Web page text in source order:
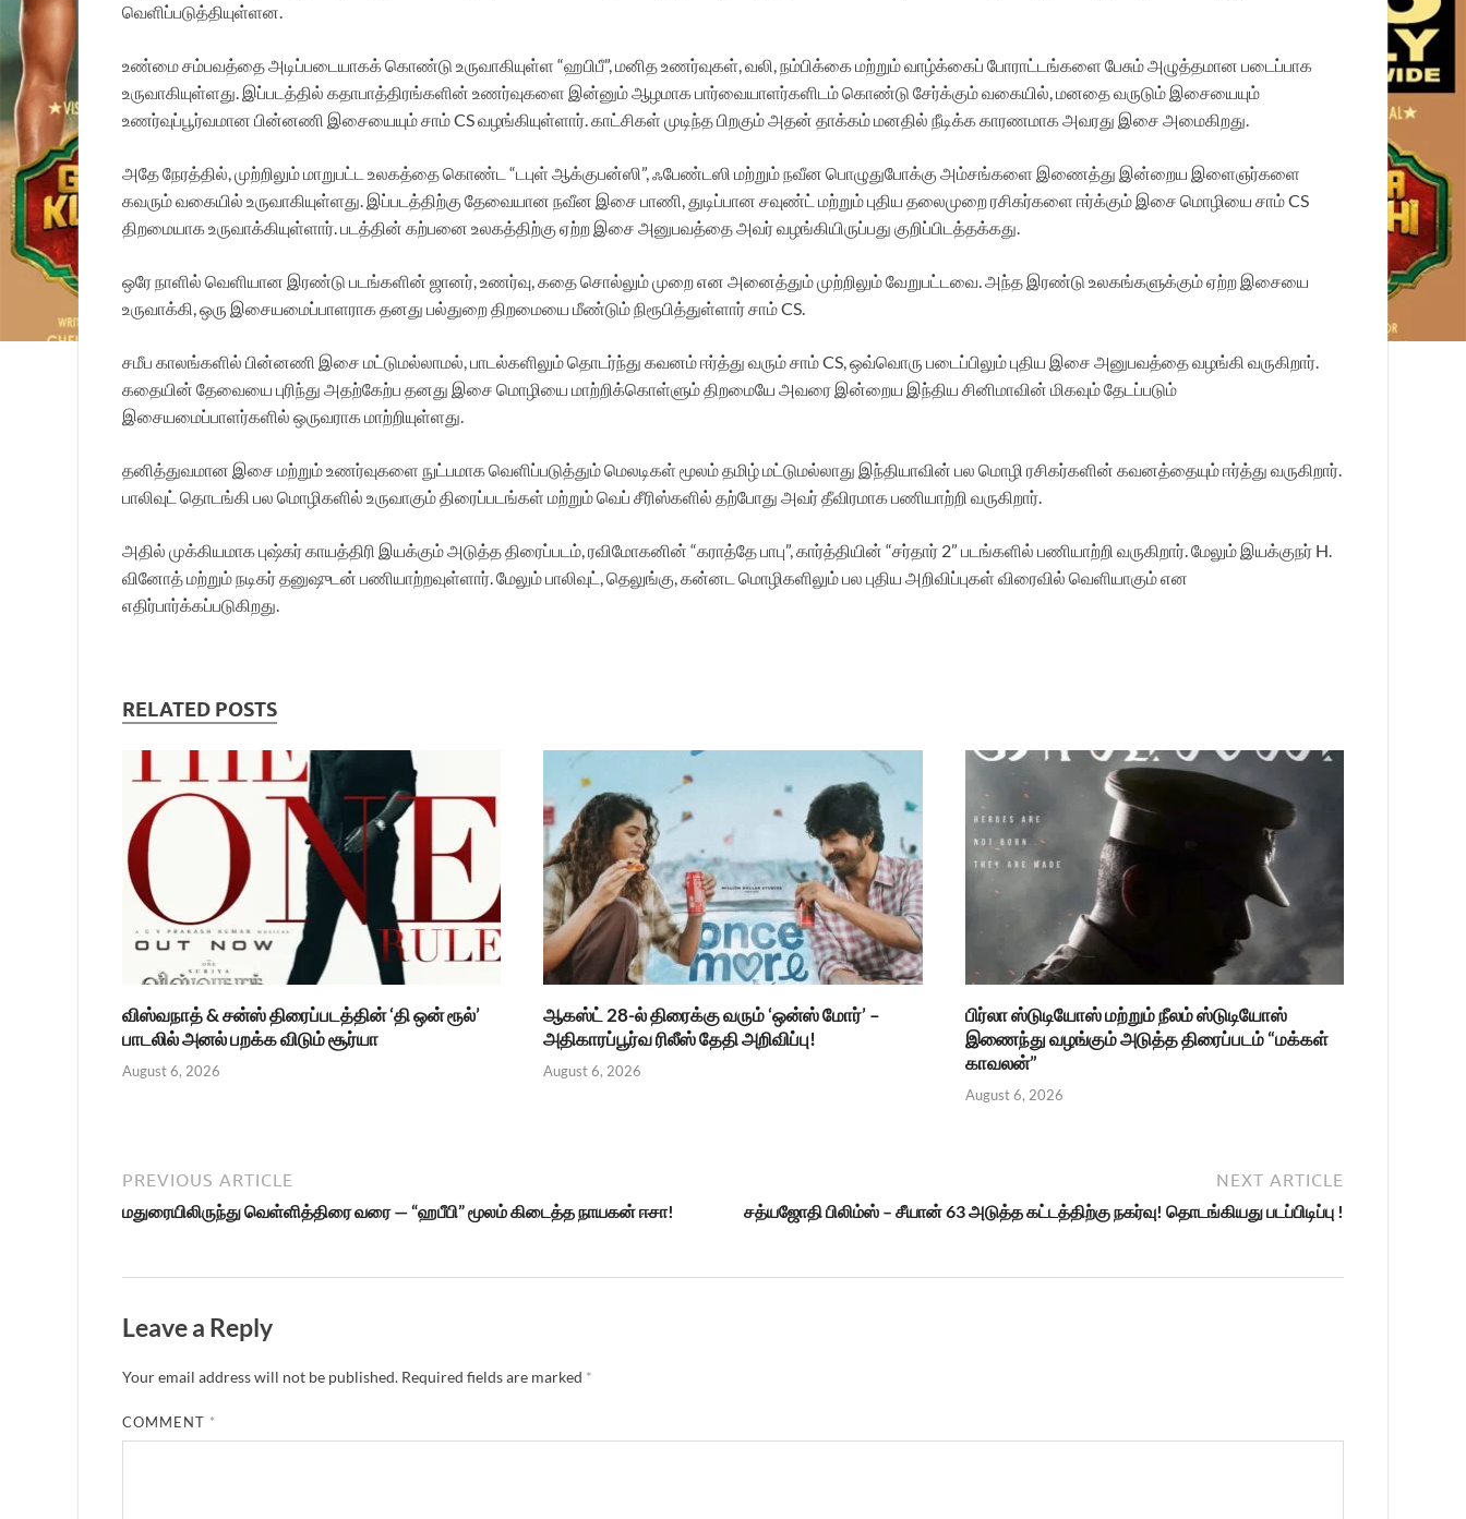
வெளிப்படுத்தியுள்ளன.
உண்மை சம்பவத்தை அடிப்படையாகக் கொண்டு உருவாகியுள்ள “ஹபிபீ”, மனித உணர்வுகள், வலி, நம்பிக்கை மற்றும் வாழ்க்கைப் போராட்டங்களை பேசும் அழுத்தமான படைப்பாக
உருவாகியுள்ளது. இப்படத்தில் கதாபாத்திரங்களின் உணர்வுகளை இன்னும் ஆழமாக பார்வையாளர்களிடம் கொண்டு சேர்க்கும் வகையில், மனதை வருடும் இசையையும்
உணர்வுப்பூர்வமான பின்னணி இசையையும் சாம் CS வழங்கியுள்ளார். காட்சிகள் முடிந்த பிறகும் அதன் தாக்கம் மனதில் நீடிக்க காரணமாக அவரது இசை அமைகிறது.
அதே நேரத்தில், முற்றிலும் மாறுபட்ட உலகத்தை கொண்ட “டபுள் ஆக்குபன்ஸி”, ஃபேண்டஸி மற்றும் நவீன பொழுதுபோக்கு அம்சங்களை இணைத்து இன்றைய இளைஞர்களை
கவரும் வகையில் உருவாகியுள்ளது. இப்படத்திற்கு தேவையான நவீன இசை பாணி, துடிப்பான சவுண்ட் மற்றும் புதிய தலைமுறை ரசிகர்களை ஈர்க்கும் இசை மொழியை சாம் CS
திறமையாக உருவாக்கியுள்ளார். படத்தின் கற்பனை உலகத்திற்கு ஏற்ற இசை அனுபவத்தை அவர் வழங்கியிருப்பது குறிப்பிடத்தக்கது.
ஒரே நாளில் வெளியான இரண்டு படங்களின் ஜானர், உணர்வு, கதை சொல்லும் முறை என அனைத்தும் முற்றிலும் வேறுபட்டவை. அந்த இரண்டு உலகங்களுக்கும் ஏற்ற இசையை
உருவாக்கி, ஒரு இசையமைப்பாளராக தனது பல்துறை திறமையை மீண்டும் நிரூபித்துள்ளார் சாம் CS.
சமீப காலங்களில் பின்னணி இசை மட்டுமல்லாமல், பாடல்களிலும் தொடர்ந்து கவனம் ஈர்த்து வரும் சாம் CS, ஒவ்வொரு படைப்பிலும் புதிய இசை அனுபவத்தை வழங்கி வருகிறார்.
கதையின் தேவையை புரிந்து அதற்கேற்ப தனது இசை மொழியை மாற்றிக்கொள்ளும் திறமையே அவரை இன்றைய இந்திய சினிமாவின் மிகவும் தேடப்படும்
இசையமைப்பாளர்களில் ஒருவராக மாற்றியுள்ளது.
தனித்துவமான இசை மற்றும் உணர்வுகளை நுட்பமாக வெளிப்படுத்தும் மெலடிகள் மூலம் தமிழ் மட்டுமல்லாது இந்தியாவின் பல மொழி ரசிகர்களின் கவனத்தையும் ஈர்த்து வருகிறார்.
பாலிவுட் தொடங்கி பல மொழிகளில் உருவாகும் திரைப்படங்கள் மற்றும் வெப் சீரிஸ்களில் தற்போது அவர் தீவிரமாக பணியாற்றி வருகிறார்.
அதில் முக்கியமாக புஷ்கர் காயத்திரி இயக்கும் அடுத்த திரைப்படம், ரவிமோகனின் “கராத்தே பாபு”, கார்த்தியின் “சர்தார் 2” படங்களில் பணியாற்றி வருகிறார். மேலும் இயக்குநர் H.
வினோத் மற்றும் நடிகர் தனுஷுடன் பணியாற்றவுள்ளார். மேலும் பாலிவுட், தெலுங்கு, கன்னட மொழிகளிலும் பல புதிய அறிவிப்புகள் விரைவில் வெளியாகும் என
எதிர்பார்க்கப்படுகிறது.
RELATED POSTS
விஸ்வநாத் & சன்ஸ் திரைப்படத்தின் ‘தி ஒன் ரூல்’
பாடலில் அனல் பறக்க விடும் சூர்யா
August 6, 2026
ஆகஸ்ட் 28-ல் திரைக்கு வரும் ‘ஒன்ஸ் மோர்’ –
அதிகாரப்பூர்வ ரிலீஸ் தேதி அறிவிப்பு!
August 6, 2026
பிர்லா ஸ்டுடியோஸ் மற்றும் நீலம் ஸ்டுடியோஸ்
இணைந்து வழங்கும் அடுத்த திரைப்படம் “மக்கள்
காவலன்”
August 6, 2026
PREVIOUS ARTICLE
மதுரையிலிருந்து வெள்ளித்திரை வரை — “ஹபீபி” மூலம் கிடைத்த நாயகன் ஈசா!
NEXT ARTICLE
சத்யஜோதி பிலிம்ஸ் – சீயான் 63 அடுத்த கட்டத்திற்கு நகர்வு! தொடங்கியது படப்பிடிப்பு !
Leave a Reply
Your email address will not be published. Required fields are marked *
COMMENT *